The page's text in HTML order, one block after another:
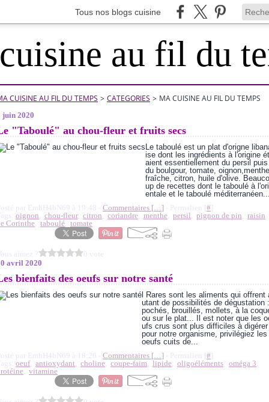
Tous nos blogs cuisine
au fil du
CUISINE AU FIL DU TEMPS > CATEGORIES > MA CUISINE AU FIL DU TEMPS
juin 2020
"Taboulé" au chou-fleur et fruits secs
Le taboulé est un plat d'origne
ise dont les ingrédients à l'origine ét
aient essentiellement du persil puis
du boulgour, tomate, oignon,menthe
fraîche, citron, huile d'olive. Beauco
up de recettes dont le taboulé à l'ori
entale et le taboulé méditerranéen...
par EmhH4bN69 à 19:48 - Commentaires […] - Permalien [# ]
oignon, chou-fleur, citron, coriandre, menthe, persil, pignon de pin, raisin
Corinthe, taboulé, tomate
aimez ?
0 vote
avril 2020
bienfaits des oeufs sur notre santé
l Rares sont les aliments qui offrent
utant de possibilités de dégustation :
pochés, brouillés, mollets, à la
ou sur le plat... Il est noter que les
ufs crus sont plus difficiles à digérer
pour notre organisme, privilégiez les
oeufs cuits de...
par EmhH4bN69 à 18:26 - Commentaires […] - Permalien [# ]
oeuf, antioxydant, choline, coupe-faim, lipide, oligoéléments, oméga 3,
, vitamine